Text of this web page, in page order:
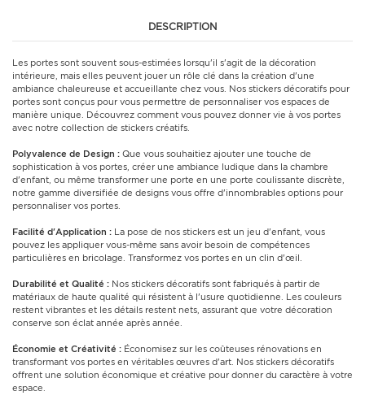
DESCRIPTION
Les portes sont souvent sous-estimées lorsqu'il s'agit de la décoration
intérieure, mais elles peuvent jouer un rôle clé dans la création d'une
ambiance chaleureuse et accueillante chez vous. Nos stickers décoratifs pour
portes sont conçus pour vous permettre de personnaliser vos espaces de
manière unique. Découvrez comment vous pouvez donner vie à vos portes
avec notre collection de stickers créatifs.
Polyvalence de Design : Que vous souhaitiez ajouter une touche de
sophistication à vos portes, créer une ambiance ludique dans la chambre
d'enfant, ou même transformer une porte en une porte coulissante discrète,
notre gamme diversifiée de designs vous offre d'innombrables options pour
personnaliser vos portes.
Facilité d'Application : La pose de nos stickers est un jeu d'enfant, vous
pouvez les appliquer vous-même sans avoir besoin de compétences
particulières en bricolage. Transformez vos portes en un clin d'œil.
Durabilité et Qualité : Nos stickers décoratifs sont fabriqués à partir de
matériaux de haute qualité qui résistent à l'usure quotidienne. Les couleurs
restent vibrantes et les détails restent nets, assurant que votre décoration
conserve son éclat année après année.
Économie et Créativité : Économisez sur les coûteuses rénovations en
transformant vos portes en véritables œuvres d'art. Nos stickers décoratifs
offrent une solution économique et créative pour donner du caractère à votre
espace.